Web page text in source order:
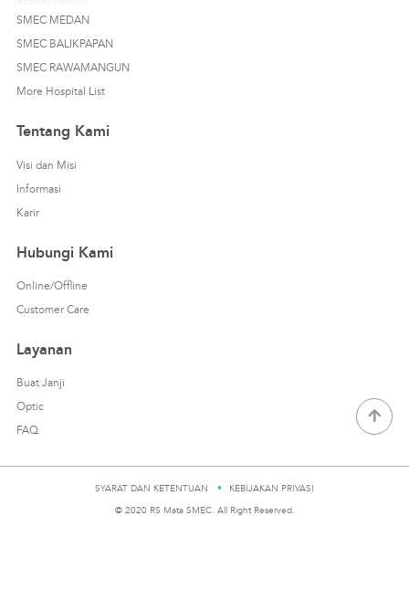
SMEC MEDAN
SMEC BALIKPAPAN
SMEC RAWAMANGUN
More Hospital List
Tentang Kami
Visi dan Misi
Informasi
Karir
Hubungi Kami
Online/Offline
Customer Care
Layanan
Buat Janji
Optic
FAQ
SYARAT DAN KETENTUAN
KEBIJAKAN PRIVASI
© 2020 RS Mata SMEC. All Right Reserved.